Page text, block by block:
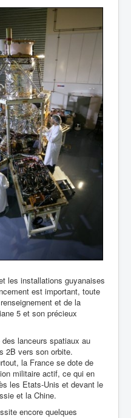
les installations guyanaises
est important, toute
et de la
5 et son précieux
lanceurs spatiaux au
2B vers son orbite.
la France se dote de
militaire actif, ce qui en
les Etats-Unis et devant le
et la Chine.
encore quelques